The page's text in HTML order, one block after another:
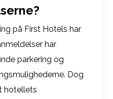
på First Hotels har
har
parkering og
Dog
hotellets